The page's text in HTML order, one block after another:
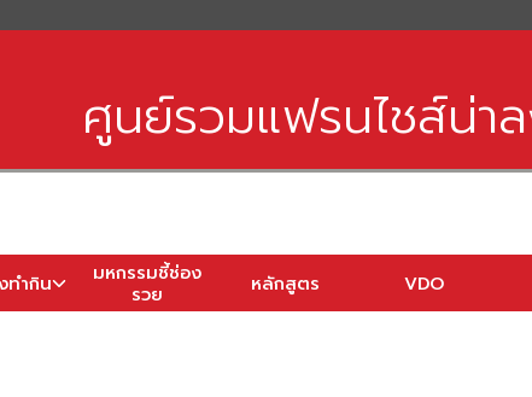
ศูนย์รวมแฟรนไชส์น่า
ทำกิน
มหกรรมชี้ช่อง
รวย
หลักสูตร VDO